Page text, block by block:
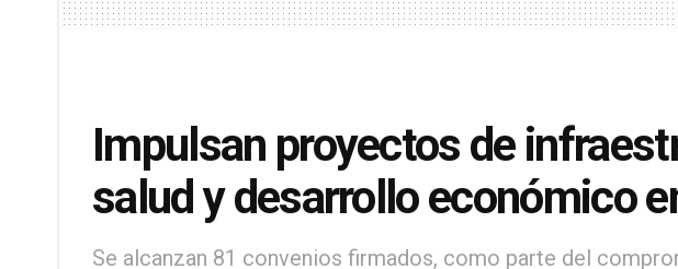
Impulsan proyectos de
salud y desarrollo económico
Se alcanzan 81 convenios firmados, como parte del